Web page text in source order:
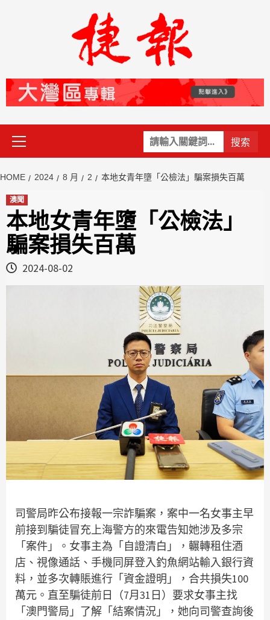
關
鍵
Primary
Menu
HOME 2024 8 月 2 本地女青年墮「公檢法」騙案損失百萬
澳聞
本地女青年墮「公檢法」
騙案損失百萬
2024-08-02
司警局昨公布接報一宗詐騙案，案中一名女事主早
前接到騙徒冒充上海警方的來電告知她涉及多宗
「案件」。女事主為「自證清白」，輾轉租住酒
店、視像通話、手機同屏登入釣魚網站輸入銀行資
料，並多次轉賬進行「資金證明」，合共損失100
萬元。直至騙徒前日（7月31日）要求女事主找
「澳門警局」了解「結案情況」，她向司警查詢後